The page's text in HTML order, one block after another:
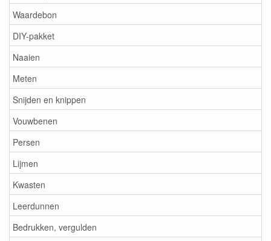
Waardebon
DIY-pakket
Naaien
Meten
Snijden en knippen
Vouwbenen
Persen
Lijmen
Kwasten
Leerdunnen
Bedrukken, vergulden